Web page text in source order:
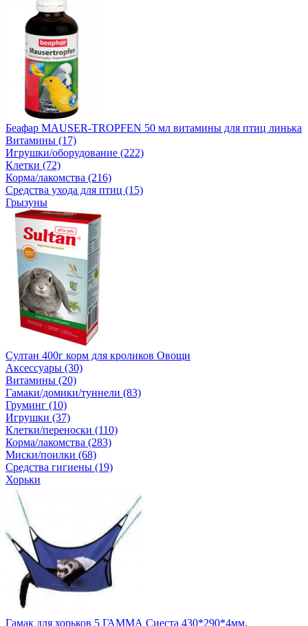
Беафар MAUSER-TROPFEN 50 мл витамины для птиц линька
Витамины (17)
Игрушки/оборудование (222)
Клетки (72)
Корма/лакомства (216)
Средства ухода для птиц (15)
Грызуны
Султан 400г корм для кроликов Овощи
Аксессуары (30)
Витамины (20)
Гамаки/домики/туннели (83)
Груминг (10)
Игрушки (37)
Клетки/переноски (110)
Корма/лакомства (283)
Миски/поилки (68)
Средства гигиены (19)
Хорьки
Гамак для хорьков 5 ГАММА Сиеста 430*290*4мм.